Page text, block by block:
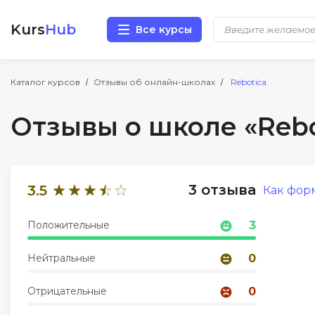
KursHub Все курсы
Каталог курсов Отзывы об онлайн-школах Rebotica
Отзывы о школе
3.5 3 отзыва
Положительные 3
Нейтральные 0
Отрицательные 0
Как
Разработка
Маркетинг
Аналитика
Менеджмент
Иностранные языки